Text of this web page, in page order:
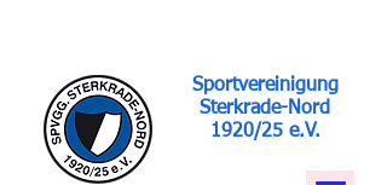
Sportvereinigung
Sterkrade-Nord
1920/25 e.V.